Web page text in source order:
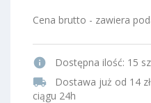
Cena brutto - zawiera
info Dostępna ilość: 15
local_shipping
Dostawa już od 14
ciągu 24h